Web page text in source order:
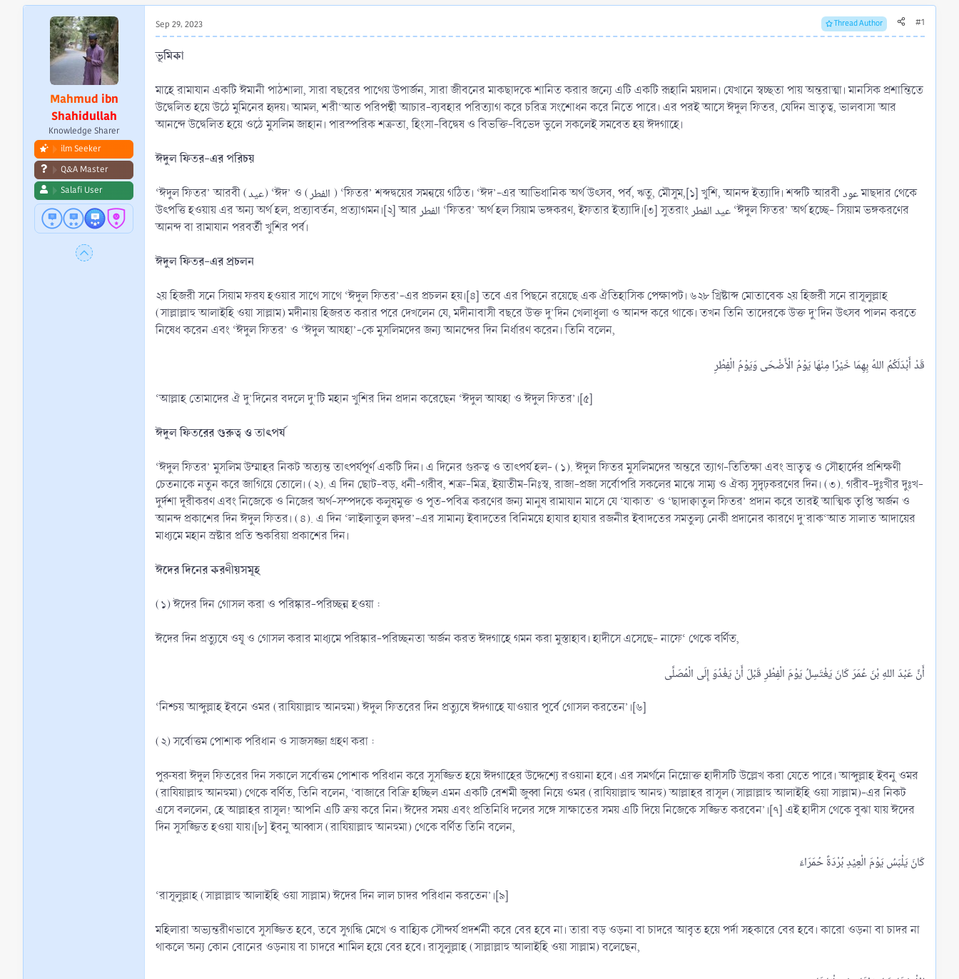
r
t
e
r
Mahmud ibn
Shahidullah
Knowledge Sharer
ilm Seeker
Q&A Master
Salafi User
Sep 29, 2023 Thread Author #1
ভূমিকা
মাহে রামাযান একটি ঈমানী পাঠশালা, সারা বছরের পাথেয় উপার্জন, সারা জীবনের মাকছাদকে শানিত করার জন্যে এটি একটি রূহানি ময়দান। যেখানে স্বচ্ছতা পায় অন্তরাত্মা। মানসিক প্রশান্তিতে
উদ্বেলিত হয়ে উঠে মুমিনের হৃদয়। আমল, শরী‘আত পরিপন্থী আচার-ব্যবহার পরিত্যাগ করে চরিত্র সংশোধন করে নিতে পারে। এর পরই আসে ঈদুল ফিতর, যেদিন ভ্রাতৃত্ব, ভালবাসা আর
আনন্দে উদ্বেলিত হয়ে ওঠে মুসলিম জাহান। পারস্পরিক শত্রুতা, হিংসা-বিদ্বেষ ও বিভক্তি-বিভেদ ভুলে সকলেই সমবেত হয় ঈদগাহে।
ঈদুল ফিতর-এর পরিচয়
‘ঈদুল ফিতর’ আরবী (عيد) ‘ঈদ’ ও (الفطر ) ‘ফিতর’ শব্দদ্বয়ের সমন্বয়ে গঠিত। ‘ঈদ’-এর আভিধানিক অর্থ উৎসব, পর্ব, ঋতু, মৌসুম,[১] খুশি, আনন্দ ইত্যাদি। শব্দটি আরবী عود মাছদার থেকে
উৎপত্তি হওয়ায় এর অন্য অর্থ হল, প্রত্যাবর্তন, প্রত্যাগমন।[২] আর الفطر ‘ফিতর’ অর্থ হল সিয়াম ভঙ্গকরণ, ইফতার ইত্যাদি।[৩] সুতরাং عيد الفطر ‘ঈদুল ফিতর’ অর্থ হচ্ছে- সিয়াম ভঙ্গকরণের
আনন্দ বা রামাযান পরবর্তী খুশির পর্ব।
ঈদুল ফিতর-এর প্রচলন
২য় হিজরী সনে সিয়াম ফরয হওয়ার সাথে সাথে ‘ঈদুল ফিতর’-এর প্রচলন হয়।[৪] তবে এর পিছনে রয়েছে এক ঐতিহাসিক পেক্ষাপট। ৬২৮ খ্রিষ্টাব্দ মোতাবেক ২য় হিজরী সনে রাসূলুল্লাহ
(সাল্লাল্লাহু আলাইহি ওয়া সাল্লাম) মদীনায় হিজরত করার পরে দেখলেন যে, মদীনাবাসী বছরে উক্ত দু’দিন খেলাধুলা ও আনন্দ করে থাকে। তখন তিনি তাদেরকে উক্ত দু’দিন উৎসব পালন করতে
নিষেধ করেন এবং ‘ঈদুল ফিতর’ ও ‘ঈদুল আযহা’-কে মুসলিমদের জন্য আনন্দের দিন নির্ধারণ করেন। তিনি বলেন,
‘আল্লাহ তোমাদের ঐ দু’দিনের বদলে দু’টি মহান খুশির দিন প্রদান করেছেন ‘ঈদুল আযহা ও ঈদুল ফিতর’।[৫]
ঈদুল ফিতরের গুরুত্ব ও তাৎপর্য
‘ঈদুল ফিতর’ মুসলিম উম্মাহর নিকট অত্যন্ত তাৎপর্যপূর্ণ একটি দিন। এ দিনের গুরুত্ব ও তাৎপর্য হল- (১). ঈদুল ফিতর মুসলিমদের অন্তরে ত্যাগ-তিতিক্ষা এবং ভ্রাতৃত্ব ও সৌহার্দের প্রশিক্ষণী
চেতনাকে নতুন করে জাগিয়ে তোলে। (২). এ দিন ছোট-বড়, ধনী-গরীব, শত্রু-মিত্র, ইয়াতীম-নিঃস্ব, রাজা-প্রজা সর্বোপরি সকলের মাঝে সাম্য ও ঐক্য সুদৃঢ়করণের দিন। (৩). গরীব-দুঃখীর দুঃখ-
দুর্দশা দূরীকরণ এবং নিজেকে ও নিজের অর্থ-সম্পদকে কলুষমুক্ত ও পূত-পবিত্র করণের জন্য মানুষ রামাযান মাসে যে ‘যাকাত’ ও ‘ছাদাক্বাতুল ফিতর’ প্রদান করে তারই আত্মিক তৃপ্তি অর্জন ও
আনন্দ প্রকাশের দিন ঈদুল ফিতর। (৪). এ দিন ‘লাইলাতুল ক্বদর’-এর সামান্য ইবাদতের বিনিময়ে হাযার হাযার রজনীর ইবাদতের সমতুল্য নেকী প্রদানের কারণে দু’রাক‘আত সালাত আদায়ের
মাধ্যমে মহান স্রষ্টার প্রতি শুকরিয়া প্রকাশের দিন।
ঈদের দিনের করণীয়সমূহ
(১) ঈদের দিন গোসল করা ও পরিষ্কার-পরিচ্ছন্ন হওয়া :
ঈদের দিন প্রত্যুষে ওযূ ও গোসল করার মাধ্যমে পরিষ্কার-পরিচ্ছনতা অর্জন করত ঈদগাহে গমন করা মুস্তাহাব। হাদীসে এসেছে- নাফে‘ থেকে বর্ণিত,
‘নিশ্চয় আব্দুল্লাহ ইবনে ওমর (রাযিয়াল্লাহু আনহুমা) ঈদুল ফিতরের দিন প্রত্যুষে ঈদগাহে যাওয়ার পূর্বে গোসল করতেন’।[৬]
(২) সর্বোত্তম পোশাক পরিধান ও সাজসজ্জা গ্রহণ করা :
পুরুষরা ঈদুল ফিতরের দিন সকালে সর্বোত্তম পোশাক পরিধান করে সুসজ্জিত হয়ে ঈদগাহের উদ্দেশ্যে রওয়ানা হবে। এর সমর্থনে নিম্নোক্ত হাদীসটি উল্লেখ করা যেতে পারে। আব্দুল্লাহ ইবনু ওমর
(রাযিয়াল্লাহু আনহুমা) থেকে বর্ণিত, তিনি বলেন, ‘বাজারে বিক্রি হচ্ছিল এমন একটি রেশমী জুব্বা নিয়ে ওমর (রাযিয়াল্লাহু আনহু) আল্লাহর রাসূল (সাল্লাল্লাহু আলাইহি ওয়া সাল্লাম)-এর নিকট
এসে বললেন, হে আল্লাহর রাসূল! আপনি এটি ক্রয় করে নিন। ঈদের সময় এবং প্রতিনিধি দলের সঙ্গে সাক্ষাতের সময় এটি দিয়ে নিজেকে সজ্জিত করবেন’।[৭] এই হাদীস থেকে বুঝা যায় ঈদের
দিন সুসজ্জিত হওয়া যায়।[৮] ইবনু আব্বাস (রাযিয়াল্লাহু আনহুমা) থেকে বর্ণিত তিনি বলেন,
‘রাসূলুল্লাহ (সাল্লাল্লাহু আলাইহি ওয়া সাল্লাম) ঈদের দিন লাল চাদর পরিধান করতেন’।[৯]
মহিলারা অভ্যন্তরীণভাবে সুসজ্জিত হবে, তবে সুগন্ধি মেখে ও বাহ্যিক সৌন্দর্য প্রদর্শনী করে বের হবে না। তারা বড় ওড়না বা চাদরে আবৃত হয়ে পর্দা সহকারে বের হবে। কারো ওড়না বা চাদর না
থাকলে অন্য কোন বোনের ওড়নায় বা চাদরে শামিল হয়ে বের হবে। রাসূলুল্লাহ (সাল্লাল্লাহু আলাইহি ওয়া সাল্লাম) বলেছেন,